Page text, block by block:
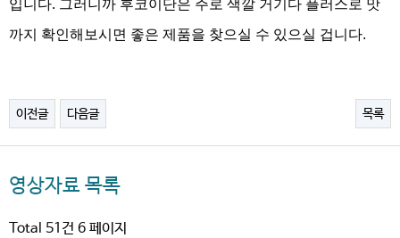
입니다. 그러니까 후코이단은 주로 색깔 거기다 플러스로 맛
까지 확인해보시면 좋은 제품을 찾으실 수 있으실 겁니다.
이전글 다음글 목록
영상자료 목록
Total 51건 6 페이지